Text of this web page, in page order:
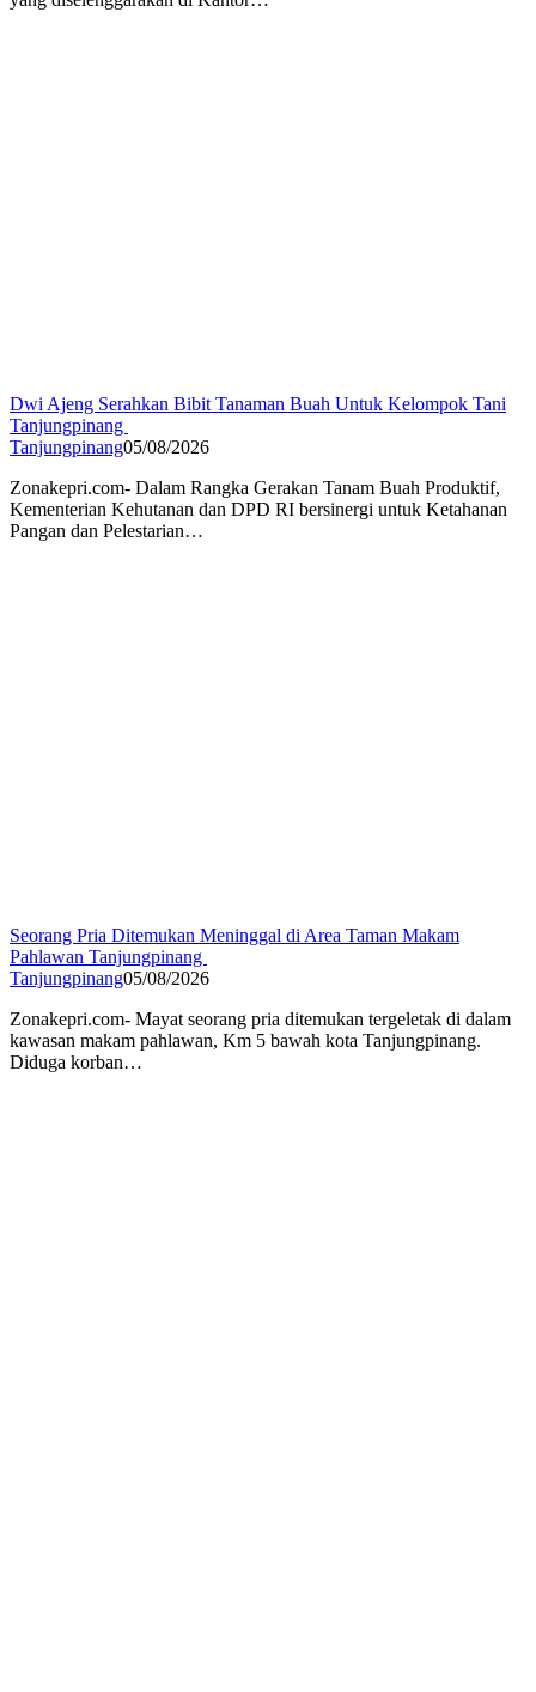
Dwi Ajeng Serahkan Bibit Tanaman Buah Untuk Kelompok Tani
Tanjungpinang
Tanjungpinang05/08/2026
Zonakepri.com- Dalam Rangka Gerakan Tanam Buah Produktif,
Kementerian Kehutanan dan DPD RI bersinergi untuk Ketahanan
Pangan dan Pelestarian…
Seorang Pria Ditemukan Meninggal di Area Taman Makam
Pahlawan Tanjungpinang
Tanjungpinang05/08/2026
Zonakepri.com- ‎Mayat seorang pria ditemukan tergeletak di dalam
kawasan makam pahlawan, Km 5 bawah kota Tanjungpinang.
Diduga korban…